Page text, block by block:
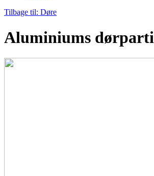
Tilbage til: Døre
Aluminiums dørparti